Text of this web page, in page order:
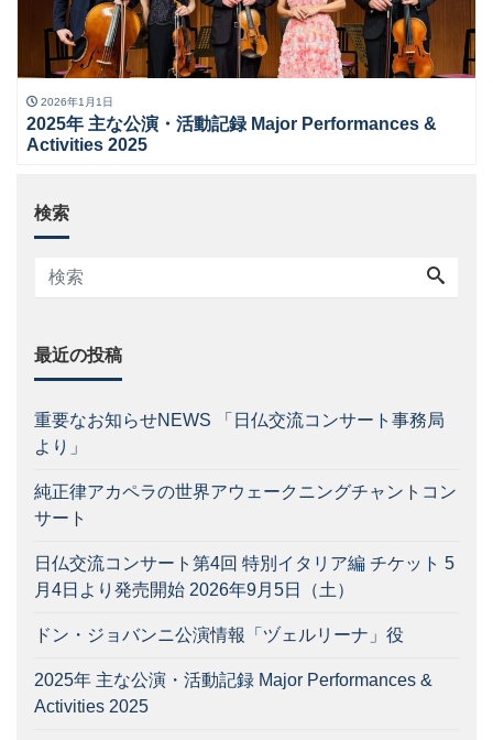
2026年1月1日
2025年 主な公演・活動記録 Major Performances &
Activities 2025
検索
最近の投稿
重要なお知らせNEWS 「日仏交流コンサート事務局
より」
純正律アカペラの世界アウェークニングチャントコン
サート
日仏交流コンサート第4回 特別イタリア編 チケット 5
月4日より発売開始 2026年9月5日（土）
ドン・ジョバンニ公演情報「ヅェルリーナ」役
2025年 主な公演・活動記録 Major Performances &
Activities 2025